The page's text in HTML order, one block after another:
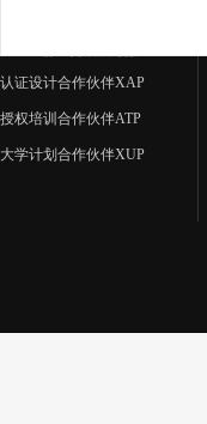
认证设计合作伙伴XAP
授权培训合作伙伴ATP
大学计划合作伙伴XUP